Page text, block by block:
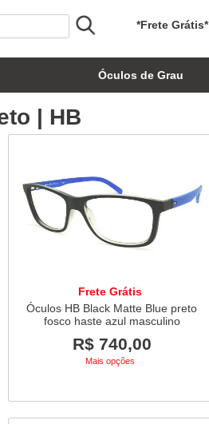
*Frete Grátis*
Óculos de Grau
| HB
Frete Grátis
Óculos HB Black Matte Blue preto
fosco haste azul masculino
R$ 740,00
Mais opções